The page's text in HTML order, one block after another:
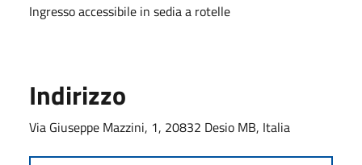
Ingresso accessibile in sedia a rotelle
Indirizzo
Via Giuseppe Mazzini, 1, 20832 Desio MB, Italia